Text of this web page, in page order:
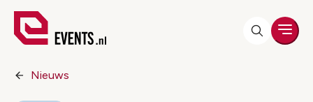
Nieuws